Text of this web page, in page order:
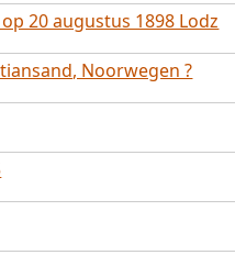
20 augustus 1898 Lodz
Noorwegen ?